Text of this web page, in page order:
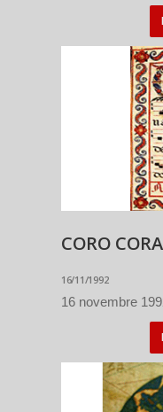
CORO
16/11/1992
16 novembre